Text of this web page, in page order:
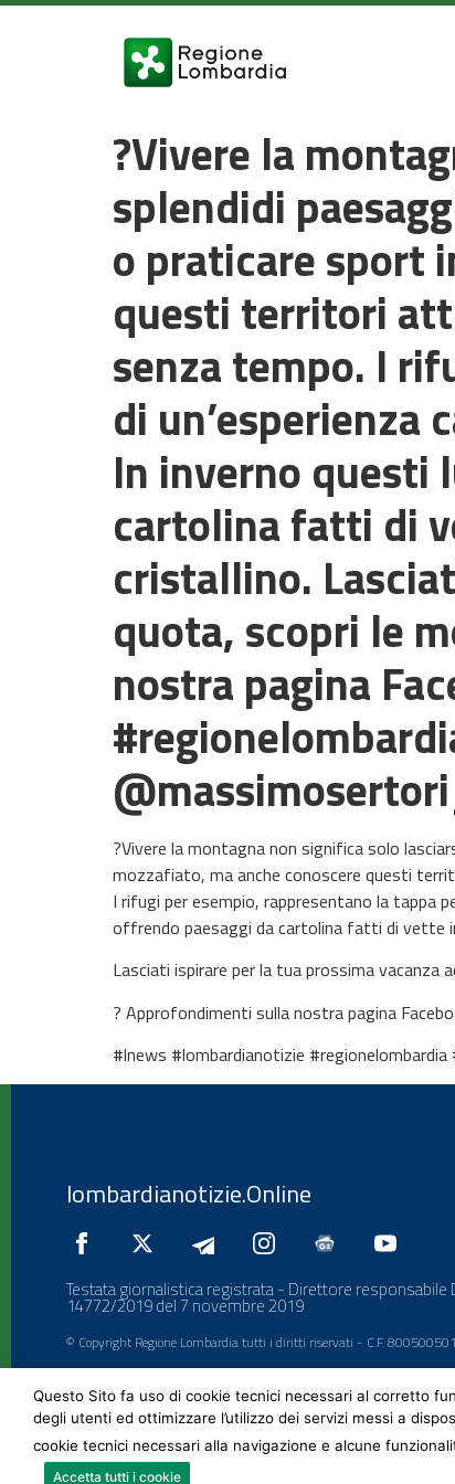
?Vivere la
splendidi
o praticare sport
questi territori
senza tempo. I
di un’esperienza
In inverno questi
cartolina fatti di
cristallino.
quota, scopri le
nostra pagina
@massimosertori_
?Vivere la montagna non significa solo
mozzafiato, ma anche conoscere questi
I rifugi per esempio, rappresentano la tappa
offrendo paesaggi da cartolina fatti di vette
Lasciati ispirare per la tua prossima vacanza
? Approfondimenti sulla nostra pagina
#lnews #lombardianotizie
lombardianotizie.Online
Testata giornalistica registrata - Direttore responsabile
14772/2019 del 7 novembre 2019
© Copyright Regione Lombardia tutti i diritti riservati - C.F.
Questo Sito fa uso di cookie tecnici necessari al corretto
degli utenti ed ottimizzare l’utilizzo dei servizi messi a
cookie tecnici necessari alla navigazione e alcune
Accetta tutti i cookie